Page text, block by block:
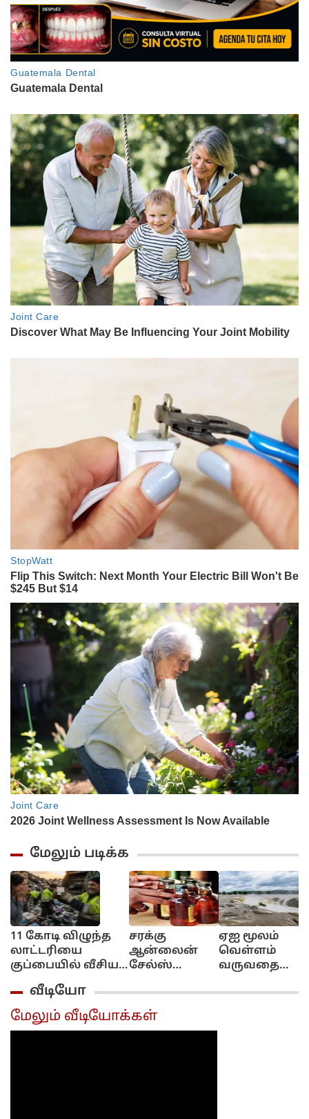
மேலும் படிக்க
11 கோடி விழுந்த
லாட்டரியை
குப்பையில் வீசிய
பெண்!..
அவசரப்பட்டீங்களே
ஆண்ட்டி!...
சரக்கு
ஆன்லைன்
சேல்ஸ்
புக்கிங்
மட்டும்தான்!..
அமைச்சர்
ஏஐ மூலம்
வெள்ளம்
வருவதை
வீடியோ
மேலும் வீடியோக்கள்